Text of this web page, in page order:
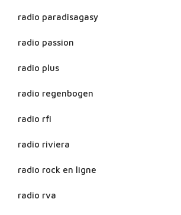
radio paradisagasy
radio passion
radio plus
radio regenbogen
radio rfi
radio riviera
radio rock en ligne
radio rva